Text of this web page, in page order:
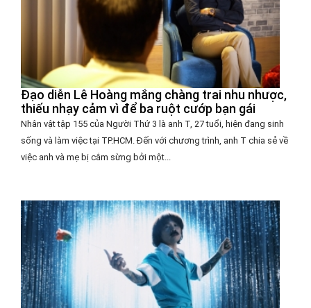
Đạo diễn Lê Hoàng mắng chàng trai nhu nhược,
thiếu nhạy cảm vì để ba ruột cướp bạn gái
Nhân vật tập 155 của Người Thứ 3 là anh T, 27 tuổi, hiện đang sinh
sống và làm việc tại TP.HCM. Đến với chương trình, anh T chia sẻ về
việc anh và mẹ bị cắm sừng bởi một...